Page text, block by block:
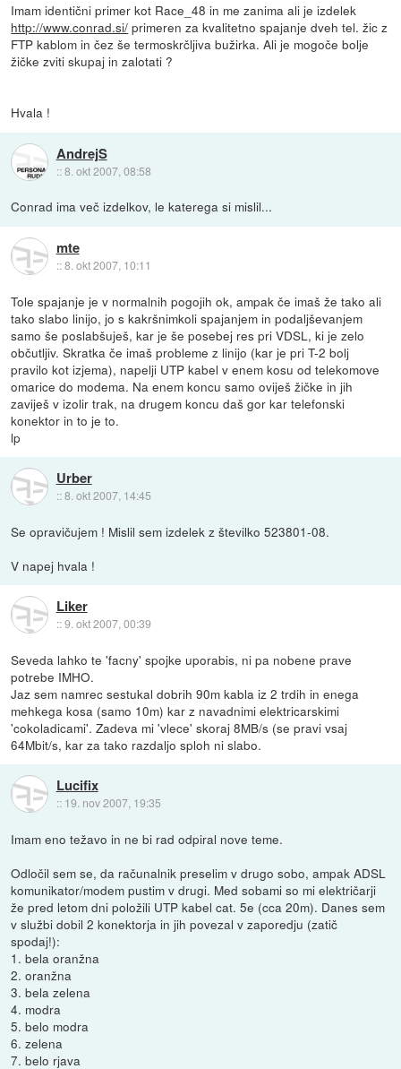
Imam identični primer kot Race_48 in me zanima ali je izdelek
http://www.conrad.si/ primeren za kvalitetno spajanje dveh tel. žic z
FTP kablom in čez še termoskrčljiva bužirka. Ali je mogoče bolje
žičke zviti skupaj in zalotati ?
Hvala !
AndrejS
::8. okt 2007, 08:58
Conrad ima več izdelkov, le katerega si mislil...
mte
::8. okt 2007, 10:11
Tole spajanje je v normalnih pogojih ok, ampak če imaš že tako ali
tako slabo linijo, jo s kakršnimkoli spajanjem in podaljševanjem
samo še poslabšuješ, kar je še posebej res pri VDSL, ki je zelo
občutljiv. Skratka če imaš probleme z linijo (kar je pri T-2 bolj
pravilo kot izjema), napelji UTP kabel v enem kosu od telekomove
omarice do modema. Na enem koncu samo oviješ žičke in jih
zaviješ v izolir trak, na drugem koncu daš gor kar telefonski
konektor in to je to.
lp
Urber
::8. okt 2007, 14:45
Se opravičujem ! Mislil sem izdelek z številko 523801-08.
V napej hvala !
Liker
::9. okt 2007, 00:39
Seveda lahko te 'facny' spojke uporabis, ni pa nobene prave
potrebe IMHO.
Jaz sem namrec sestukal dobrih 90m kabla iz 2 trdih in enega
mehkega kosa (samo 10m) kar z navadnimi elektricarskimi
'cokoladicami'. Zadeva mi 'vlece' skoraj 8MB/s (se pravi vsaj
64Mbit/s, kar za tako razdaljo sploh ni slabo.
Lucifix
:: 19. nov 2007, 19:35
Imam eno težavo in ne bi rad odpiral nove teme.
Odločil sem se, da računalnik preselim v drugo sobo, ampak ADSL
komunikator/modem pustim v drugi. Med sobami so mi električarji
že pred letom dni položili UTP kabel cat. 5e (cca 20m). Danes sem
v službi dobil 2 konektorja in jih povezal v zaporedju (zatič
spodaj!):
1. bela oranžna
2. oranžna
3. bela zelena
4. modra
5. belo modra
6. zelena
7. belo rjava